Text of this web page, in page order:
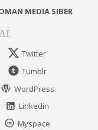
MEDIA SIBER
Twitter
Tumblr
WordPress
Linkedin
Myspace